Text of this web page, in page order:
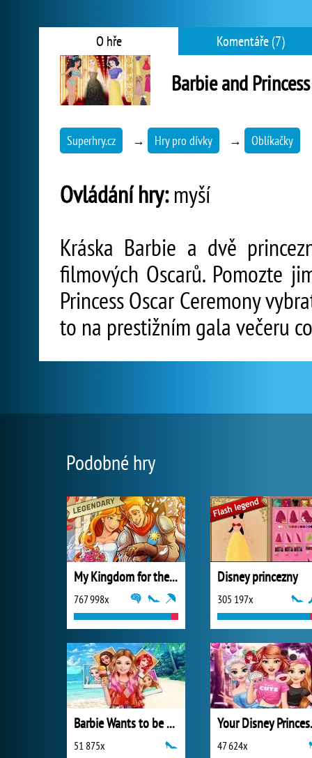
O hře Komentáře (7)
Barbie and
Superhry.cz → Hry pro dívky → Oblíkačky
Ovládání hry:myší
Kráska Barbie a dvě
filmových Oscarů. Pomozte
Princess Oscar Ceremony
to na prestižním gala večeru
Podobné hry
My Kingdom for the Princess Plná verze
767 998x
Disney princezny
305 197x
Barbie Wants to be a Princess
51 875x 47 624x